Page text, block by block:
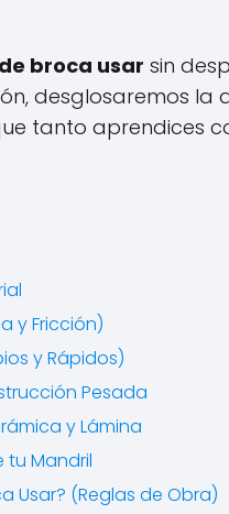
broca usar sin
desglosaremos
tanto aprendices
y Fricción)
y Rápidos)
Pesada
y Lámina
tu Mandril
Usar? (Reglas de Obra)